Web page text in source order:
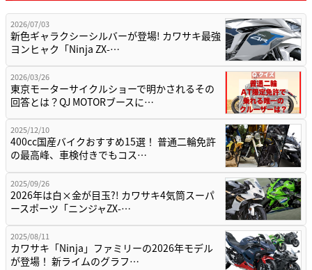
2026/07/03
新色ギャラクシーシルバーが登場! カワサキ最強
ヨンヒャク「Ninja ZX-…
2026/03/26
東京モーターサイクルショーで明かされるその
回答とは？QJ MOTORブースに…
2025/12/10
400cc国産バイクおすすめ15選！ 普通二輪免許
の最高峰、車検付きでもコス…
2025/09/26
2026年は白×金が目玉?! カワサキ4気筒スーパ
ースポーツ「ニンジャZX-…
2025/08/11
カワサキ「Ninja」ファミリーの2026年モデル
が登場！ 新ライムのグラフ…